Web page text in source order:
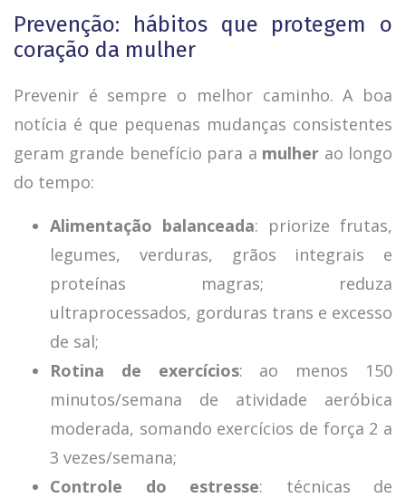
Prevenção: hábitos que protegem o
coração da mulher
Prevenir é sempre o melhor caminho. A boa
notícia é que pequenas mudanças consistentes
geram grande benefício para a mulher ao longo
do tempo:
Alimentação balanceada: priorize frutas,
legumes, verduras, grãos integrais e
proteínas magras; reduza
ultraprocessados, gorduras trans e excesso
de sal;
Rotina de exercícios: ao menos 150
minutos/semana de atividade aeróbica
moderada, somando exercícios de força 2 a
3 vezes/semana;
Controle do estresse: técnicas de